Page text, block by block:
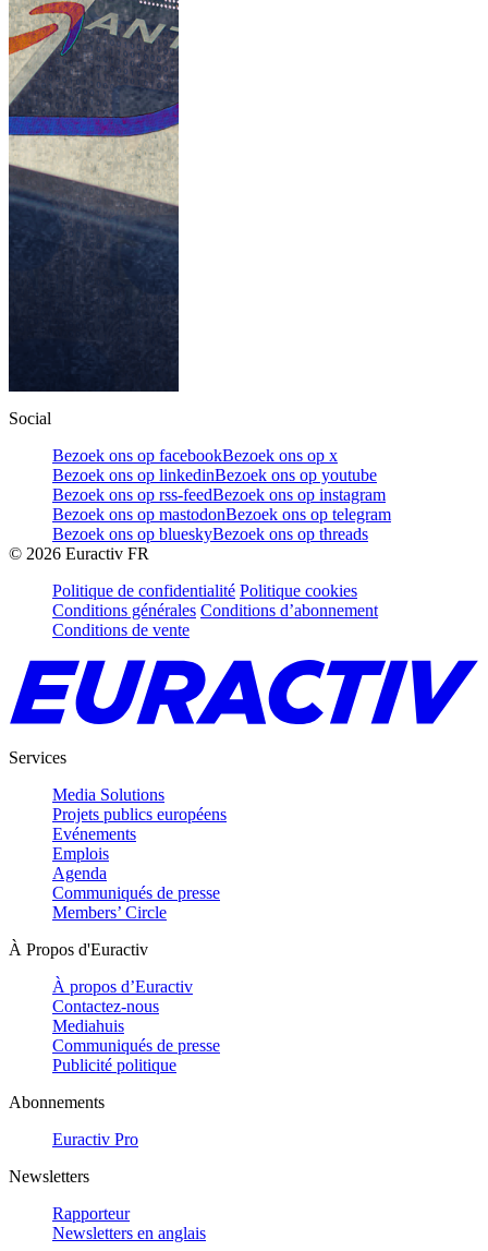
Social
Bezoek ons op facebookBezoek ons op x
Bezoek ons op linkedinBezoek ons op youtube
Bezoek ons op rss-feedBezoek ons op instagram
Bezoek ons op mastodonBezoek ons op telegram
Bezoek ons op blueskyBezoek ons op threads
© 2026 Euractiv FR
Politique de confidentialité Politique cookies
Conditions générales Conditions d’abonnement
Conditions de vente
Services
Media Solutions
Projets publics européens
Evénements
Emplois
Agenda
Communiqués de presse
Members’ Circle
À Propos d'Euractiv
À propos d’Euractiv
Contactez-nous
Mediahuis
Communiqués de presse
Publicité politique
Abonnements
Euractiv Pro
Newsletters
Rapporteur
Newsletters en anglais